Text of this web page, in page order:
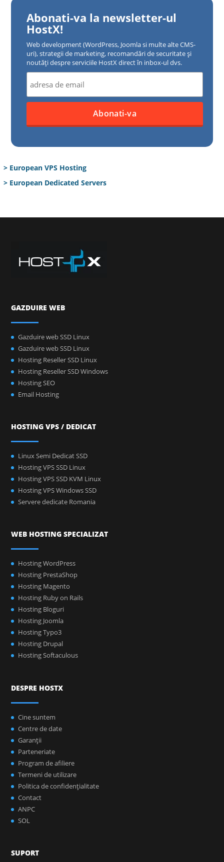
Abonati-va la newsletter-ul
HostX!
Web development (WordPress, Joomla si multe alte CMS-
uri), strategii de marketing, recomandări de securitate și
noutăți despre serviciile HostX direct în inbox-ul dvs.
> European VPS Hosting
> European Dedicated Servers
GAZDUIRE WEB
Gazduire web SSD Linux
Gazduire web SSD Linux
Hosting Reseller SSD Linux
Hosting Reseller SSD Windows
Hosting SEO
Email Hosting
HOSTING VPS / DEDICAT
Linux Semi Dedicat SSD
Hosting VPS SSD Linux
Hosting VPS SSD KVM Linux
Hosting VPS Windows SSD
Servere dedicate Romania
WEB HOSTING SPECIALIZAT
Hosting WordPress
Hosting PrestaShop
Hosting Magento
Hosting Ruby on Rails
Hosting Bloguri
Hosting Joomla
Hosting Typo3
Hosting Drupal
Hosting Softaculous
DESPRE HOSTX
Cine suntem
Centre de date
Garanţii
Parteneriate
Program de afiliere
Termeni de utilizare
Politica de confidenţialitate
Contact
ANPC
SOL
SUPORT